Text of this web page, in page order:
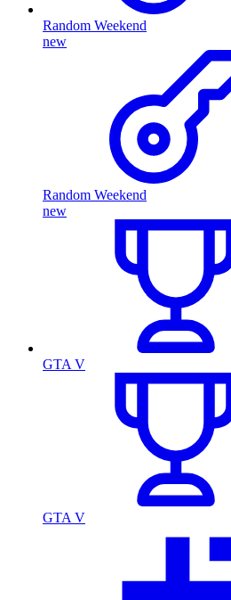
Random Weekend
new
Random Weekend
new
GTA V
GTA V